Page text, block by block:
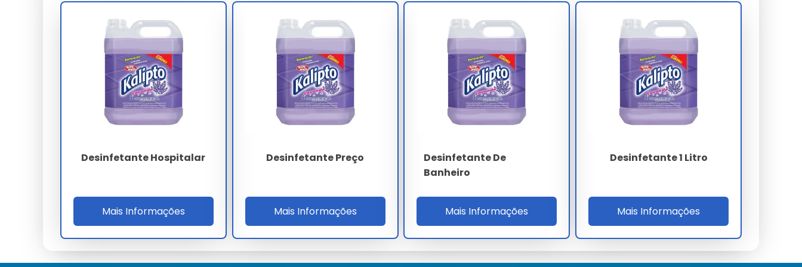
Instruções de Uso Passo a Passo
Adicione o desinfetante na lavagem de acordo com as instruções do fabricante para garantir resultados ótimos.
Dicas para Maximizar a Eficácia
Utilize desinfetante de roupas omo ou pinho sol para obter melhor performance em roupas coloridas e de
Erros Comuns ao Usar Desinfetante de Roupas
Misturas Perigosas: O Que Evitar
Uso Excessivo: Problemas e Soluções
O uso excessivo pode causar manchas; siga as recomendações de quantidade para cada tipo de roupa.
Desinfetante Hospitalar
Mais Informações
Desinfetante Preço
Mais Informações
Desinfetante De
Banheiro
Mais Informações
Desinfetante 1 Litro
Mais Informações